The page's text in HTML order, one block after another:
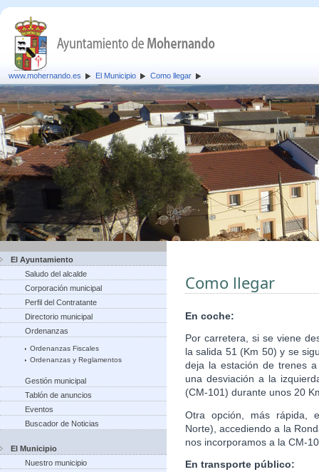
www.mohernando.es El Municipio Como llegar
El Ayuntamiento
Saludo del alcalde
Corporación municipal
Perfil del Contratante
Directorio municipal
Ordenanzas
Ordenanzas Fiscales
Ordenanzas y Reglamentos
Gestión municipal
Tablón de anuncios
Eventos
Buscador de Noticias
El Municipio
Nuestro municipio
Como llegar
En coche:
Por carretera, si se viene
la salida 51 (Km 50) y se
deja la estación de trenes
una desviación a la
(CM-101) durante unos 20
Otra opción, más rápida,
Norte), accediendo a la
nos incorporamos a la CM-
En transporte público: